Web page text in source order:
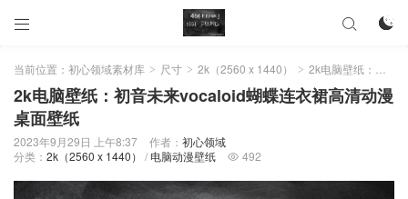
 

当前位置： 初心领域素材库 > 尺寸 > 2k（2560 x 1440） > 2k电脑壁纸：初音未来vocaloid蝴蝶连衣裙高清动漫桌面壁纸
2k电脑壁纸：初音未来vocaloid蝴蝶连衣裙高清动漫
桌面壁纸
2023年9月29日 上午8:37 作者： 初心领域
分类： 2k（2560 x 1440） / 电脑动漫壁纸  492